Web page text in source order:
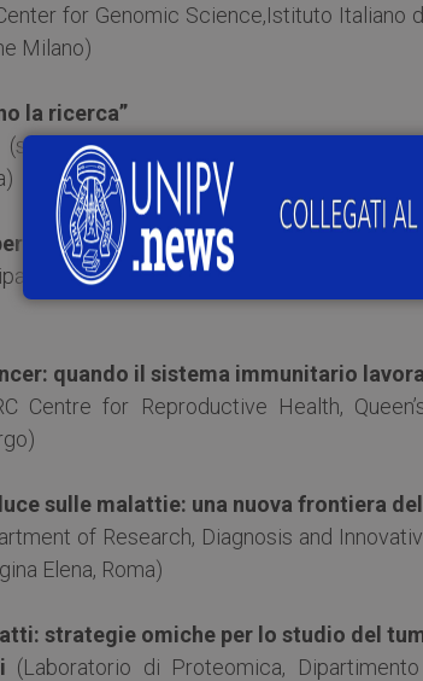
for Genomic Science,Istituto Italiano
Milano)
la ricerca”
(socia fondatrice dell’associazione PINK
colpire il tumore al seno con
di Oncologia Sperimentale
quando il sistema immunitario
Centre for Reproductive Health,
sulle malattie: una nuova frontiera
of Research, Diagnosis and
Elena, Roma)
strategie omiche per lo studio del
(Laboratorio di Proteomica,